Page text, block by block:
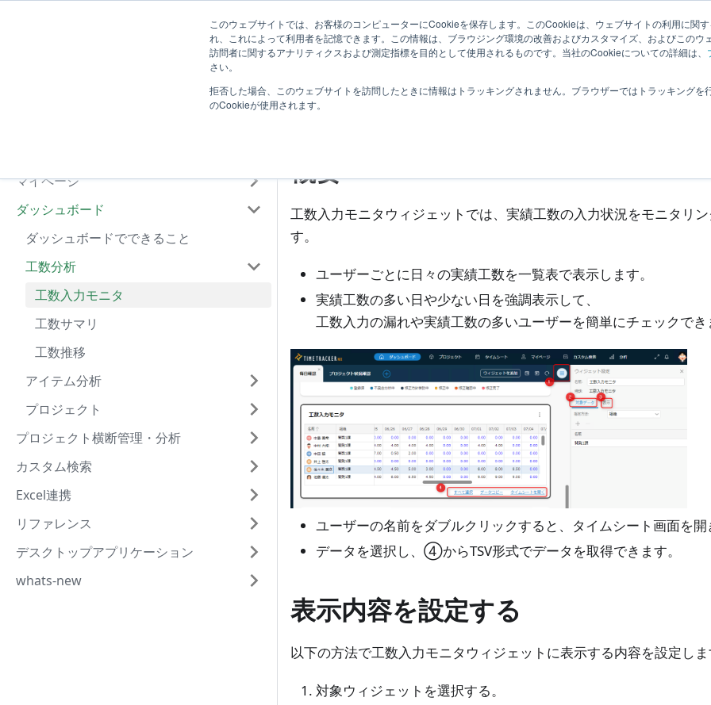
このウェブサイトでは、お客様のコンピューターにCookieを保存します。このCookieは、ウェブサイトの利用に関
れ、これによって利用者を記憶できます。この情報は、ブラウジング環境の改善およびカスタマイズ、およびこのウ
訪問者に関するアナリティクスおよび測定指標を目的として使用されるものです。当社のCookieについての詳細は、
さい。
拒否した場合、このウェブサイトを訪問したときに情報はトラッキングされません。ブラウザーではトラッキングを
のCookieが使用されます。
ユーザー向
け
システム管理者向
け
ナレッ
ジ
関連ペー
ジ
|
拡張機
能
ユーザー
マイページ
ダッシュボード
ダッシュボードでできること
工数分析
工数入力モニタ
工数サマリ
工数推移
アイテム分析
プロジェクト
プロジェクト横断管理・分析
カスタム検索
Excel連携
リファレンス
デスクトップアプリケーション
whats-new
工数入力モニタ
概要
工数入力モニタウィジェットでは、実績工数の入力状況をモニタリ
す。
ユーザーごとに日々の実績工数を一覧表で表示します。
実績工数の多い日や少ない日を強調表示して、
工数入力の漏れや実績工数の多いユーザーを簡単にチェックでき
ユーザーの名前をダブルクリックすると、タイムシート画面を
データを選択し、④からTSV形式でデータを取得できます。
表示内容を設定する
以下の方法で工数入力モニタウィジェットに表示する内容を設定し
対象ウィジェットを選択する。